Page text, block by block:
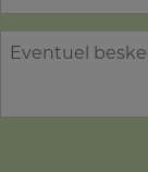
e
n
n
l
k